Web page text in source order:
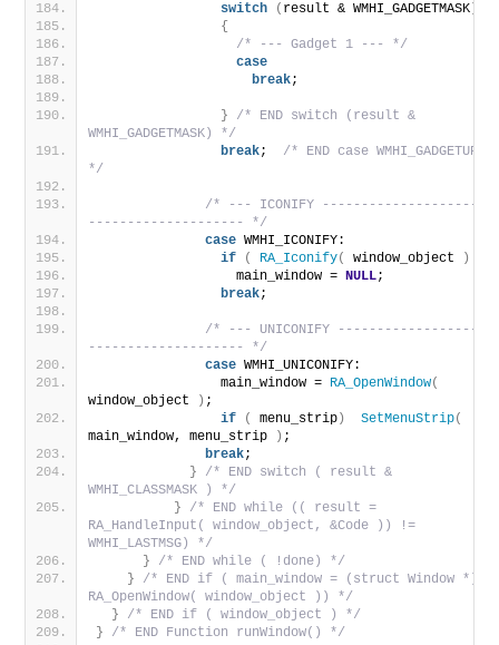
switch
( result & WMHI_GADGETMASK
{
/* --- Gadget 1 --- */
case
break
}
/* END switch (result &
WMHI_GADGETMASK) */
break; /* END case WMHI_GADGETUP
*/
/* --- ICONIFY ---------------------
-------------------- */
case WMHI_ICONIFY:
if
( RA_Iconify( window_object )
                  main_window =
NULL;
break;
/* --- UNICONIFY -------------------
-------------------- */
case WMHI_UNICONIFY:
                main_window =
RA_OpenWindow(
window_object
) ;
if
( menu_strip ) SetMenuStrip(
main_window, menu_strip
) ;
break;
}
/* END switch ( result &
WMHI_CLASSMASK ) */
}
/* END while (( result =
RA_HandleInput( window_object, &Code )) !=
WMHI_LASTMSG) */
}
/* END while ( !done) */
}
/* END if ( main_window = (struct Window *)
RA_OpenWindow( window_object )) */
}
/* END if ( window_object ) */
}
/* END Function runWindow() */